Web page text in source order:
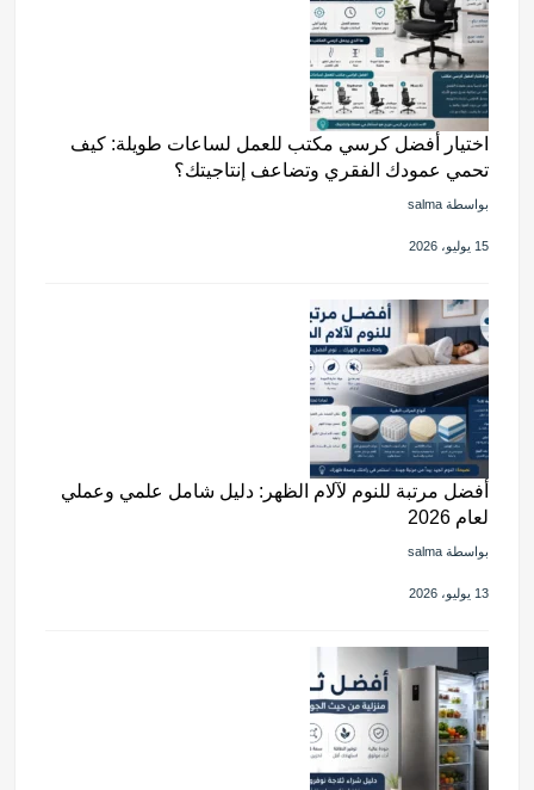
اختيار أفضل كرسي مكتب للعمل لساعات طويلة: كيف
تحمي عمودك الفقري وتضاعف إنتاجيتك؟
بواسطة salma
15 يوليو، 2026
أفضل مرتبة للنوم لآلام الظهر: دليل شامل علمي وعملي
لعام 2026
بواسطة salma
13 يوليو، 2026